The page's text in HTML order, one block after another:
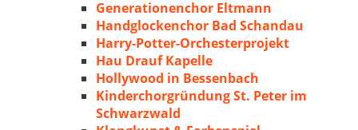
Generationenchor Eltmann
Handglockenchor Bad Schandau
Harry-Potter-Orchesterprojekt
Hau Drauf Kapelle
Hollywood in Bessenbach
Kinderchorgründung St. Peter im
Schwarzwald